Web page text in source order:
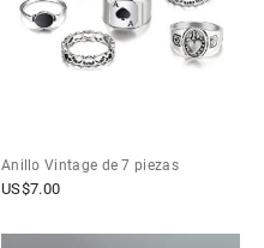
Anillo Vintage de 7 piezas
US$7.00